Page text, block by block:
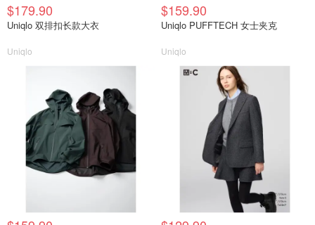
$179.90
Uniqlo 双排扣长款大衣
Uniqlo
$159.90
Uniqlo PUFFTECH 女士夹克
Uniqlo